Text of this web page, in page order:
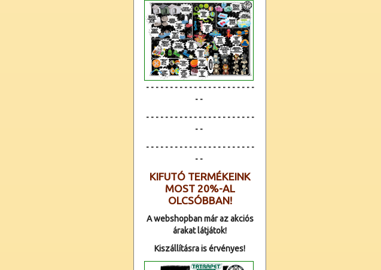
- - - - - - - - - - - - - - - - - - - - - - -
- -
- - - - - - - - - - - - - - - - - - - - - - -
- -
- - - - - - - - - - - - - - - - - - - - - - -
- -
KIFUTÓ TERMÉKEINK
MOST 20%-AL
OLCSÓBBAN!
A webshopban már az akciós
árakat látjátok!
Kiszállításra is érvényes!